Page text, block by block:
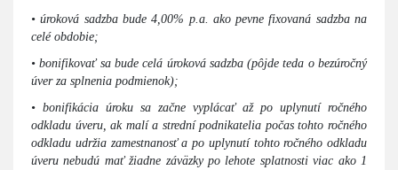
• úroková sadzba bude 4,00% p.a. ako pevne fixovaná sadzba na
celé obdobie;
• bonifikovať sa bude celá úroková sadzba (pôjde teda o bezúročný
úver za splnenia podmienok);
• bonifikácia úroku sa začne vyplácať až po uplynutí ročného
odkladu úveru, ak malí a strední podnikatelia počas tohto ročného
odkladu udržia zamestnanosť a po uplynutí tohto ročného odkladu
úveru nebudú mať žiadne záväzky po lehote splatnosti viac ako 1